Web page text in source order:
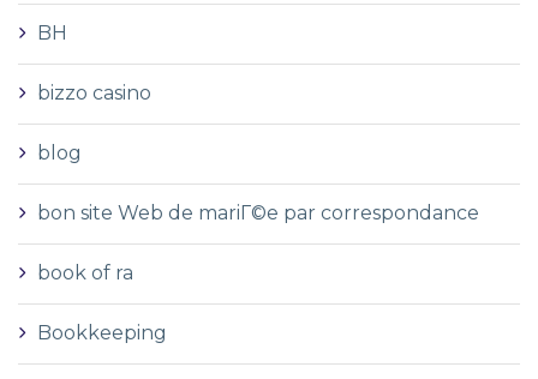
BH
bizzo casino
blog
bon site Web de mariГ©e par correspondance
book of ra
Bookkeeping